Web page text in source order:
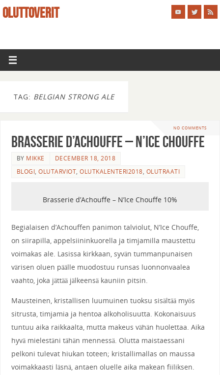
OLUTTOVERIT
TAG: BELGIAN STRONG ALE
NO COMMENTS
Brasserie d’Achouffe – N’Ice Chouffe
BY MIKKE
DECEMBER 18, 2018
BLOGI,OLUTARVIOT,OLUTKALENTERI2018, OLUTRAATI
Brasserie d’Achouffe – N’Ice Chouffe 10%
Begialaisen d’Achouffen panimon talviolut, N’Ice Chouffe,
on siirapilla, appelsiininkuorella ja timjamilla maustettu
voimakas ale. Lasissa kirkkaan, syvän tummanpunaisen
värisen oluen päälle muodostuu runsas luonnonvaalea
vaahto, joka jättää jälkeensä kauniin pitsin.
Mausteinen, kristallisen luumuinen tuoksu sisältää myös
sitrusta, timjamia ja hentoa alkoholisuutta. Kokonaisuus
tuntuu aika raikkaalta, mutta makeus vähän huolettaa. Aika
hyvä mielestäni tähän mennessä. Olutta maistaessani
pelkoni tulevat hiukan toteen; kristallimallas on maussa
voimakkaasti läsnä, antaen oluelle aika makean fiiliksen.